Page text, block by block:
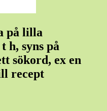
på lilla
h, syns på
sökord, ex en
recept